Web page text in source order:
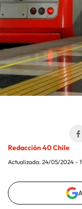
Redacción 40 Chile
Actualizada: 24/05/2024 -